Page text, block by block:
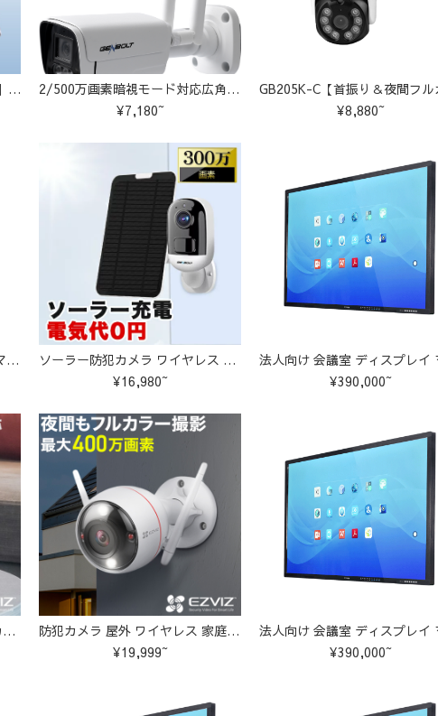
【防犯カメラのオプション商品】取付金具 ポハール
2/500万画素暗視モード対応広角レンズ搭載 M-GB201
¥7,180~
¥8,880~
法人向け 会議室 ディスプレイ マルチタッチ 大型テレビ
ソーラー防犯カメラ ワイヤレス ソーラー充電300万画素U-GB217
¥16,980~
¥390,000~
防犯カメラ 200万画素 ペット カメラ 留守 ワイヤレス wifi 無線 家庭用 監視カメラ
防犯カメラ 屋外 ワイヤレス 家庭用 有線 wifi 監視カメラ
¥19,999~
¥390,000~